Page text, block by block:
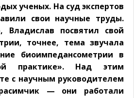
ученых. На суд экспертов
свои научные труды.
Владислав посвятил свой
точнее, тема звучала
биоимпедансометрии в
практике». Над этим
с научным руководителем
— они работали